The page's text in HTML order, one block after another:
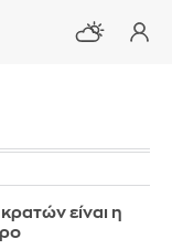
είναι η